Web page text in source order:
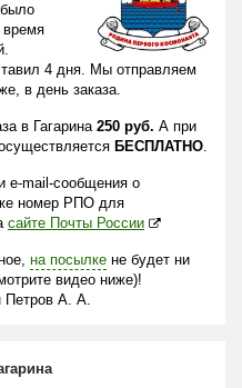
было
время
4 дня. Мы отправляем
в день заказа.
в Гагарина 250 руб. А при
БЕСПЛАТНО.
e-mail-сообщения о
номер РПО для
сайте Почты России
на посылке не будет ни
видео ниже)!
Петров А. А.